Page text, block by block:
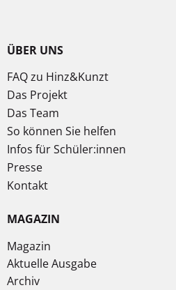
ÜBER UNS
FAQ zu Hinz&Kunzt
Das Projekt
Das Team
So können Sie helfen
Infos für Schüler:innen
Presse
Kontakt
MAGAZIN
Magazin
Aktuelle Ausgabe
Archiv